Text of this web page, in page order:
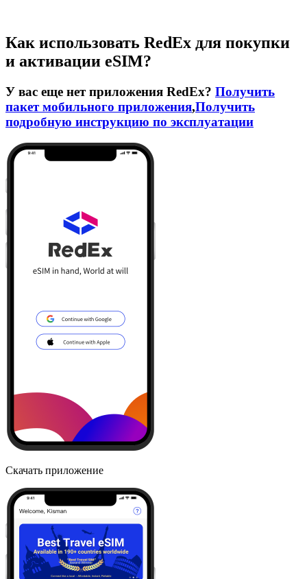
Как использовать RedEx для покупки
и активации eSIM?
У вас еще нет приложения RedEx? Получить
пакет мобильного приложения,Получить
подробную инструкцию по эксплуатации
Скачать приложение